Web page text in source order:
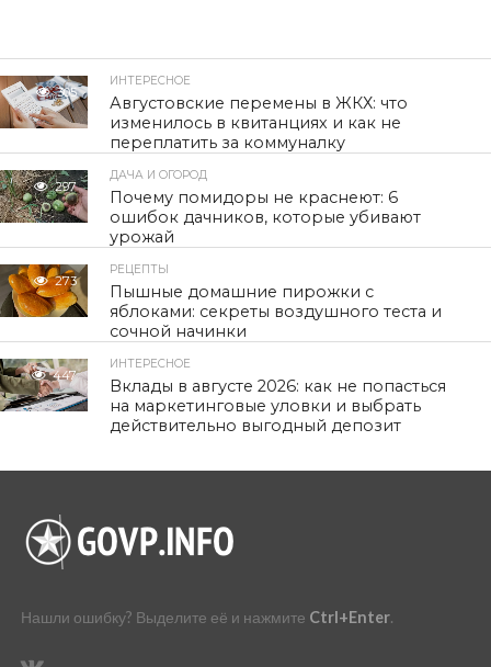
305
ИНТЕРЕСНОЕ
Августовские перемены в ЖКХ: что
изменилось в квитанциях и как не
переплатить за коммуналку
297
ДАЧА И ОГОРОД
Почему помидоры не краснеют: 6
ошибок дачников, которые убивают
урожай
273
РЕЦЕПТЫ
Пышные домашние пирожки с
яблоками: секреты воздушного теста и
сочной начинки
447
ИНТЕРЕСНОЕ
Вклады в августе 2026: как не попасться
на маркетинговые уловки и выбрать
действительно выгодный депозит
Нашли ошибку? Выделите её и нажмите Ctrl+Enter.